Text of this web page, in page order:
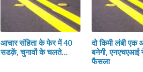
आचार संहिता के फेर में 40
सडक़ें, चुनावों के चलते…
दो किमी लंबी एक
बनेगी, एनएचएआई
फैसला